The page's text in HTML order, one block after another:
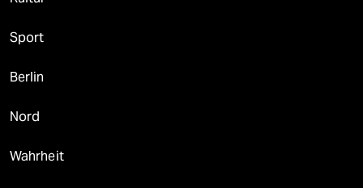
Sport
Berlin
Nord
Wahrheit